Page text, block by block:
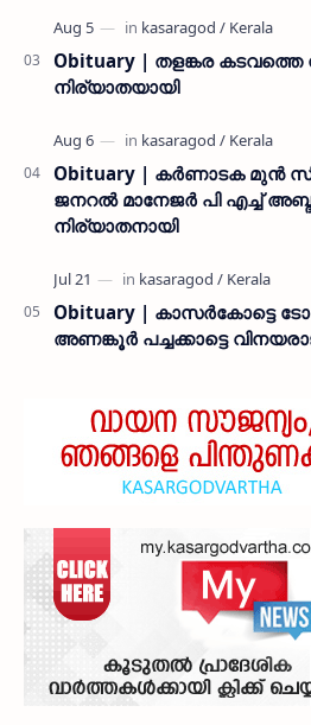
Obituary | തളങ്കര
നിര്യാതയായി
Obituary | കർണാടക മുൻ
ജനറൽ മാനേജർ പി എച്ച്
നിര്യാതനായി
Obituary | കാസർകോട്ടെ
അണങ്കൂർ പച്ചക്കാട്ടെ